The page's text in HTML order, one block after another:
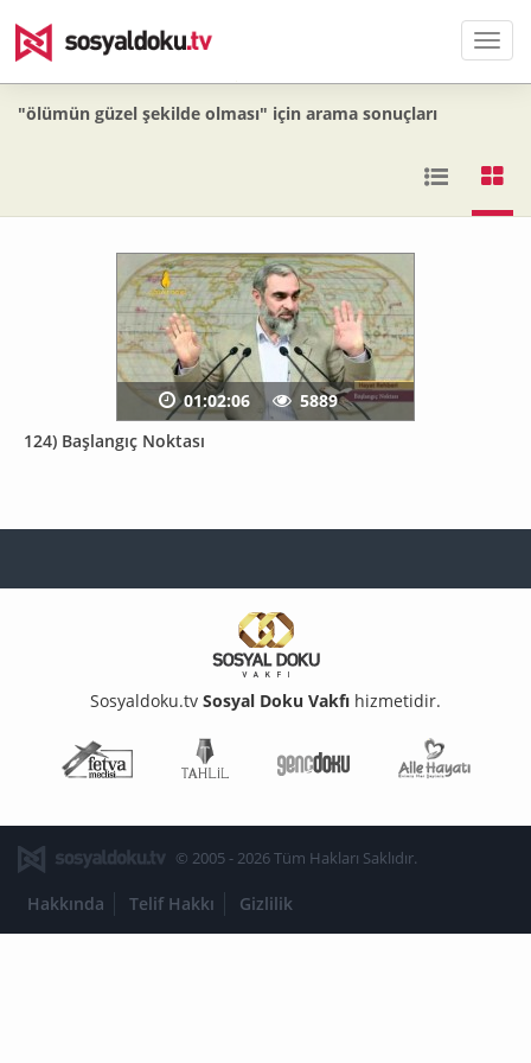
Menü
"ölümün güzel şekilde olması" için arama sonuçları
124) Başlangıç Noktası
01:02:06 5889
Sosyaldoku.tv Sosyal Doku Vakfı hizmetidir.
Fetva Meclisi
Genç Doku
© 2005 - 2026 Tüm Hakları Saklıdır.
Hakkında Telif Hakkı Gizlilik